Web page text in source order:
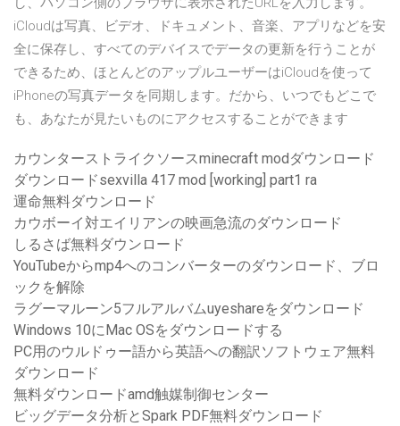
iCloudは写真、ビデオ、ドキュメント、音楽、アプリなどを安
全に保存し、すべてのデバイスでデータの更新を行うことが
できるため、ほとんどのアップルユーザーはiCloudを使って
iPhoneの写真データを同期します。だから、いつでもどこで
も、あなたが見たいものにアクセスすることができます
カウンターストライクソースminecraft modダウンロード
ダウンロードsexvilla 417 mod [working] part1 ra
運命無料ダウンロード
カウボーイ対エイリアンの映画急流のダウンロード
しるさば無料ダウンロード
YouTubeからmp4へのコンバーターのダウンロード、ブロ
ックを解除
ラグーマルーン5フルアルバムuyeshareをダウンロード
Windows 10にMac OSをダウンロードする
PC用のウルドゥー語から英語への翻訳ソフトウェア無料
ダウンロード
無料ダウンロードamd触媒制御センター
ビッグデータ分析とSpark PDF無料ダウンロード